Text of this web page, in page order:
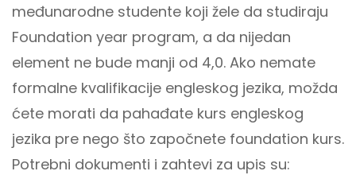
međunarodne studente koji žele da studiraju
Foundation year program, a da nijedan
element ne bude manji od 4,0. Ako nemate
formalne kvalifikacije engleskog jezika, možda
ćete morati da pahađate kurs engleskog
jezika pre nego što započnete foundation kurs.
Potrebni dokumenti i zahtevi za upis su: